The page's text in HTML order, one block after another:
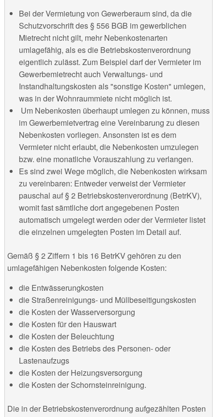
Bei der Vermietung von Gewerberaum sind, da die
Schutzvorschrift des § 556 BGB im gewerblichen
Mietrecht nicht gilt, mehr Nebenkostenarten
umlagefähig, als es die Betriebskostenverordnung
eigentlich zulässt. Zum Beispiel darf der Vermieter im
Gewerbemietrecht auch Verwaltungs- und
Instandhaltungskosten als "sonstige Kosten" umlegen,
was in der Wohnraummiete nicht möglich ist.
Um Nebenkosten überhaupt umlegen zu können, muss
im Gewerbemietvertrag eine Vereinbarung zu diesen
Nebenkosten vorliegen. Ansonsten ist es dem
Vermieter nicht erlaubt, die Nebenkosten umzulegen
bzw. eine monatliche Vorauszahlung zu verlangen.
Es sind zwei Wege möglich, die Nebenkosten wirksam
zu vereinbaren: Entweder verweist der Vermieter
pauschal auf § 2 Betriebskostenverordnung (BetrKV),
womit fast sämtliche dort angegebenen Posten
automatisch umgelegt werden oder der Vermieter listet
die einzelnen umgelegten Posten im Detail auf.
Gemäß § 2 Ziffern 1 bis 16 BetrKV gehören zu den
umlagefähigen Nebenkosten folgende Kosten:
die Entwässerungkosten
die Straßenreinigungs- und Müllbeseitigungskosten
die Kosten der Wasserversorgung
die Kosten für den Hauswart
die Kosten der Beleuchtung
die Kosten des Betriebs des Personen- oder
Lastenaufzugs
die Kosten der Heizungsversorgung
die Kosten der Schornsteinreinigung.
Die in der Betriebskostenverordnung aufgezählten Posten